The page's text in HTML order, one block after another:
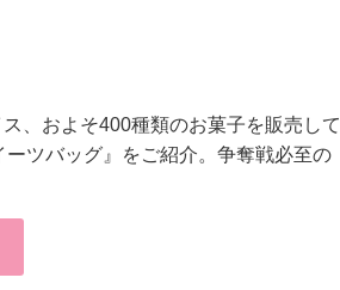
、およそ400種類のお菓子を販売して
ツバッグ』をご紹介。争奪戦必至の